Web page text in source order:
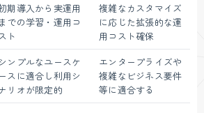
期導入から実運用
までの学習・運用コ
ト
複雑なカスタマイズ
に応じた拡張的な運
用コスト確保
シンプルなユースケ
ースに適合し利用シ
リオが限定的
エンタープライズや
複雑なビジネス要件
等に適合する